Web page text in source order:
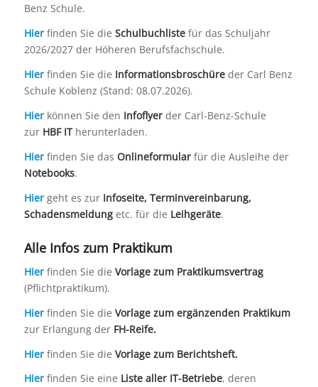
Benz Schule.
Hierfinden Sie die Schulbuchlistefür das Schuljahr
2026/2027 der Höheren Berufsfachschule.
Hierfinden Sie die Informationsbroschüreder Carl Benz
Schule Koblenz (Stand: 08.07.2026).
Hierkönnen Sie den Infoflyerder Carl-Benz-Schule
zur HBF ITherunterladen.
Hierfinden Sie das Onlineformularfür die Ausleihe der
Notebooks.
Hiergeht es zur Infoseite, Terminvereinbarung,
Schadensmeldungetc. für die Leihgeräte.
Alle Infos zum Praktikum
Hierfinden Sie die Vorlage zum Praktikumsvertrag
(Pflichtpraktikum).
Hierfinden Sie die Vorlage zum ergänzenden Praktikum
zur Erlangung der FH-Reife.
Hierfinden Sie die Vorlage zum Berichtsheft.
Hierfinden Sie eine Liste aller IT-Betriebe, deren